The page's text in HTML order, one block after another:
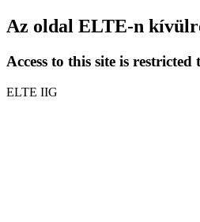
Az oldal ELTE-n
Access to this site is
ELTE IIG